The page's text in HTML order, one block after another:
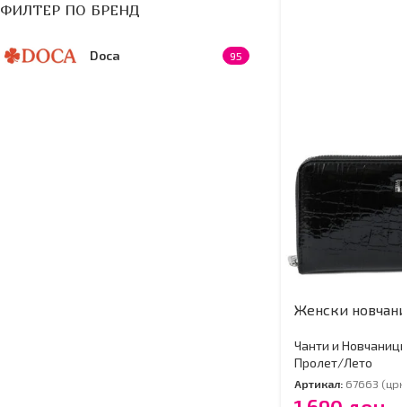
ФИЛТЕР ПО БРЕНД
Doca 95
Женски
Чанти и
Пролет/Лето
Артикал: 67663